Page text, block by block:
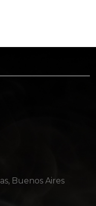
Buenos Aires